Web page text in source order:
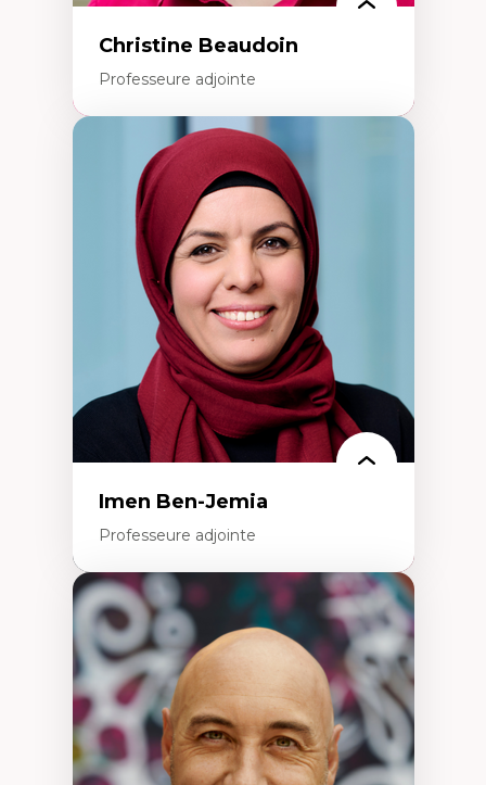
Christine Beaudoin
Professeure adjointe
Expertises
Méthodes de recherche
Acteurs plus qu'humains
Approches socio-écologiques
Conservation de la biodiversité
Collaboration et méthodes participatives
Études des sciences
Relations humain-environnement
Transdisciplinarité
Imen Ben-Jemia
Professeure adjointe
Expertises
Discours sur la ville et représentations
Mosquées, formes et usages au Canada
Reconnaissance et représentations des
communautés immigrantes dans l'espace
urbain
Design architectural et urbain
Patrimoine et patrimonialisation
Études postcoloniales et décolonisation des
savoirs